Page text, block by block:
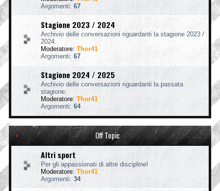
Argomenti: 67
Stagione 2023 / 2024
Archivio delle conversazioni riguardanti la stagione 2023 /
2024.
Moderatore: Thor41
Argomenti: 67
Stagione 2024 / 2025
Archivio delle conversazioni riguardanti la passata
stagione.
Moderatore: Thor41
Argomenti: 64
Off Topic
Altri sport
Per gli appassionati di altre discipline!
Moderatore: Thor41
Argomenti: 34